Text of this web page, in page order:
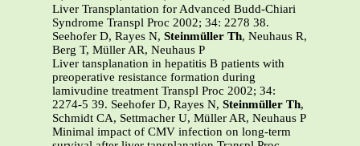
Liver Transplantation for Advanced Budd-Chiari
Syndrome Transpl Proc 2002; 34: 2278 38.
Seehofer D, Rayes N, Steinmüller Th, Neuhaus R,
Berg T, Müller AR, Neuhaus P
Liver tansplanation in hepatitis B patients with
preoperative resistance formation during
lamivudine treatment Transpl Proc 2002; 34:
2274-5 39. Seehofer D, Rayes N, Steinmüller Th,
Schmidt CA, Settmacher U, Müller AR, Neuhaus P
Minimal impact of CMV infection on long-term